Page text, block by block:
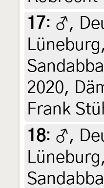
17: ♂,
2020,
Frank
18: ♂,